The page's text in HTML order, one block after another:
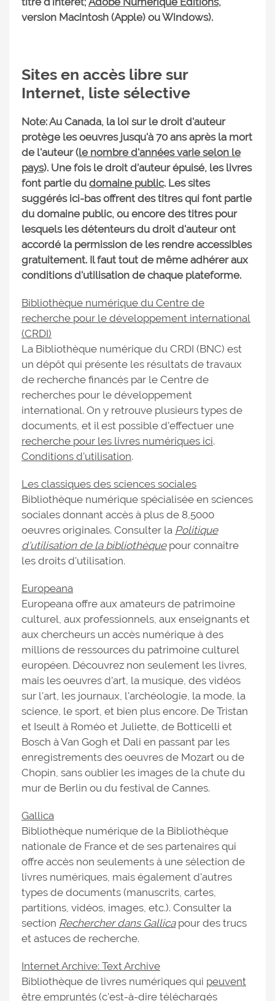
version Macintosh (Apple) ou Windows).
Sites en accès libre sur
Internet, liste sélective
Note: Au Canada, la loi sur le droit d'auteur
protège les oeuvres jusqu'à 70 ans après la mort
de l'auteur (le nombre d'années varie selon le
pays). Une fois le droit d'auteur épuisé, les livres
font partie du domaine public. Les sites
suggérés ici-bas offrent des titres qui font partie
du domaine public, ou encore des titres pour
lesquels les détenteurs du droit d'auteur ont
accordé la permission de les rendre accessibles
gratuitement. Il faut tout de même adhérer aux
conditions d'utilisation de chaque plateforme.
Bibliothèque numérique du Centre de
recherche pour le développement international
(CRDI)
La Bibliothèque numérique du CRDI (BNC) est
un dépôt qui présente les résultats de travaux
de recherche financés par le Centre de
recherches pour le développement
international. On y retrouve plusieurs types de
documents, et il est possible d'effectuer une
recherche pour les livres numériques ici.
Conditions d'utilisation.
Les classiques des sciences sociales
Bibliothèque numérique spécialisée en sciences
sociales donnant accès à plus de 8,5000
oeuvres originales. Consulter la Politique
d'utilisation de la bibliothèquepour connaître
les droits d'utilisation.
Europeana
Europeana offre aux amateurs de patrimoine
culturel, aux professionnels, aux enseignants et
aux chercheurs un accès numérique à des
millions de ressources du patrimoine culturel
européen. Découvrez non seulement les livres,
mais les oeuvres d'art, la musique, des vidéos
sur l'art, les journaux, l'archéologie, la mode, la
science, le sport, et bien plus encore. De Tristan
et Iseult à Roméo et Juliette, de Botticelli et
Bosch à Van Gogh et Dali en passant par les
enregistrements des oeuvres de Mozart ou de
Chopin, sans oublier les images de la chute du
mur de Berlin ou du festival de Cannes.
Gallica
Bibliothèque numérique de la Bibliothèque
nationale de France et de ses partenaires qui
offre accès non seulements à une sélection de
livres numériques, mais également d'autres
types de documents (manuscrits, cartes,
partitions, vidéos, images, etc.). Consulter la
section Rechercher dans Gallicapour des trucs
et astuces de recherche.
Internet Archive: Text Archive
Bibliothèque de livres numériques qui peuvent
être empruntés (c'est-à-dire téléchargés